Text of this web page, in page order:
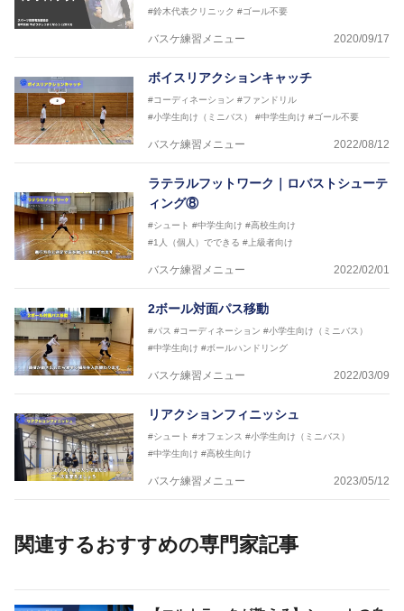
#鈴木代表クリニック #ゴール不要
バスケ練習メニュー 2020/09/17
ボイスリアクションキャッチ
#コーディネーション #ファンドリル
#小学生向け（ミニバス）
#中学生向け #ゴール不要
バスケ練習メニュー 2022/08/12
ラテラルフットワーク｜ロバストシューテ
ィング⑧
#シュート #中学生向け #高校生向け
#1人（個人）でできる #上級者向け
バスケ練習メニュー 2022/02/01
2ボール対面パス移動
#パス #コーディネーション #小学生向け（ミニバス）
#中学生向け #ボールハンドリング
バスケ練習メニュー 2022/03/09
リアクションフィニッシュ
#シュート #オフェンス #小学生向け（ミニバス）
#中学生向け #高校生向け
バスケ練習メニュー 2023/05/12
関連するおすすめの専門家記事